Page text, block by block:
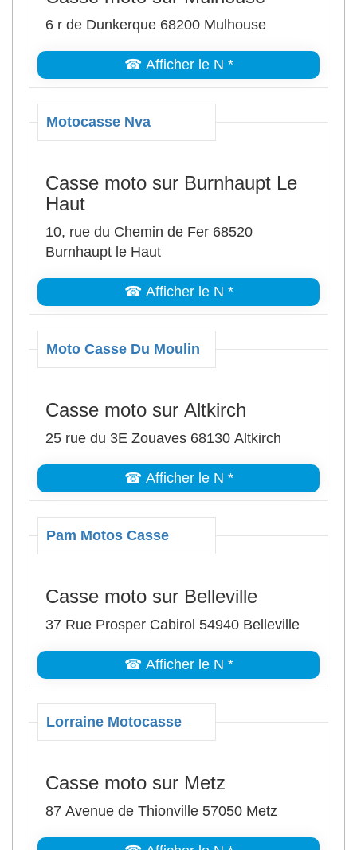
6 r de Dunkerque 68200 Mulhouse
☎ Afficher le N *
Motocasse Nva
Casse moto sur Burnhaupt Le
Haut
10, rue du Chemin de Fer 68520
Burnhaupt le Haut
☎ Afficher le N *
Moto Casse Du Moulin
Casse moto sur Altkirch
25 rue du 3E Zouaves 68130 Altkirch
☎ Afficher le N *
Pam Motos Casse
Casse moto sur Belleville
37 Rue Prosper Cabirol 54940 Belleville
☎ Afficher le N *
Lorraine Motocasse
Casse moto sur Metz
87 Avenue de Thionville 57050 Metz